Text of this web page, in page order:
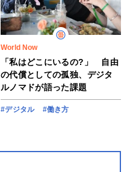
World Now
「私はどこにいるの?」 自由
の代償としての孤独、デジタ
ルノマドが語った課題
#デジタル #働き方